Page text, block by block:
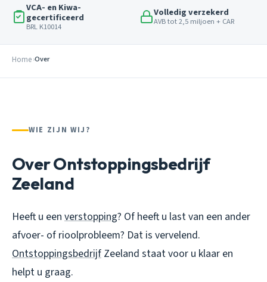
VCA- en Kiwa-
gecertificeerd
BRL K10014
Volledig verzekerd
AVB tot 2,5 miljoen + CAR
Home Over
WIE ZIJN WIJ?
Over Ontstoppingsbedrijf
Zeeland
Heeft u een verstopping? Of heeft u last van een ander
afvoer- of rioolprobleem? Dat is vervelend.
Ontstoppingsbedrijf Zeeland staat voor u klaar en
helpt u graag.